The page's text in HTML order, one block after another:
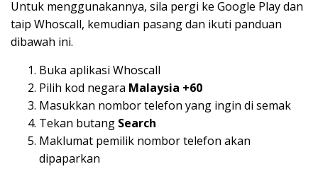
Untuk menggunakannya, sila pergi ke Google Play dan
taip Whoscall, kemudian pasang dan ikuti panduan
dibawah ini.
Buka aplikasi Whoscall
Pilih kod negara Malaysia +60
Masukkan nombor telefon yang ingin di semak
Tekan butang Search
Maklumat pemilik nombor telefon akan
dipaparkan